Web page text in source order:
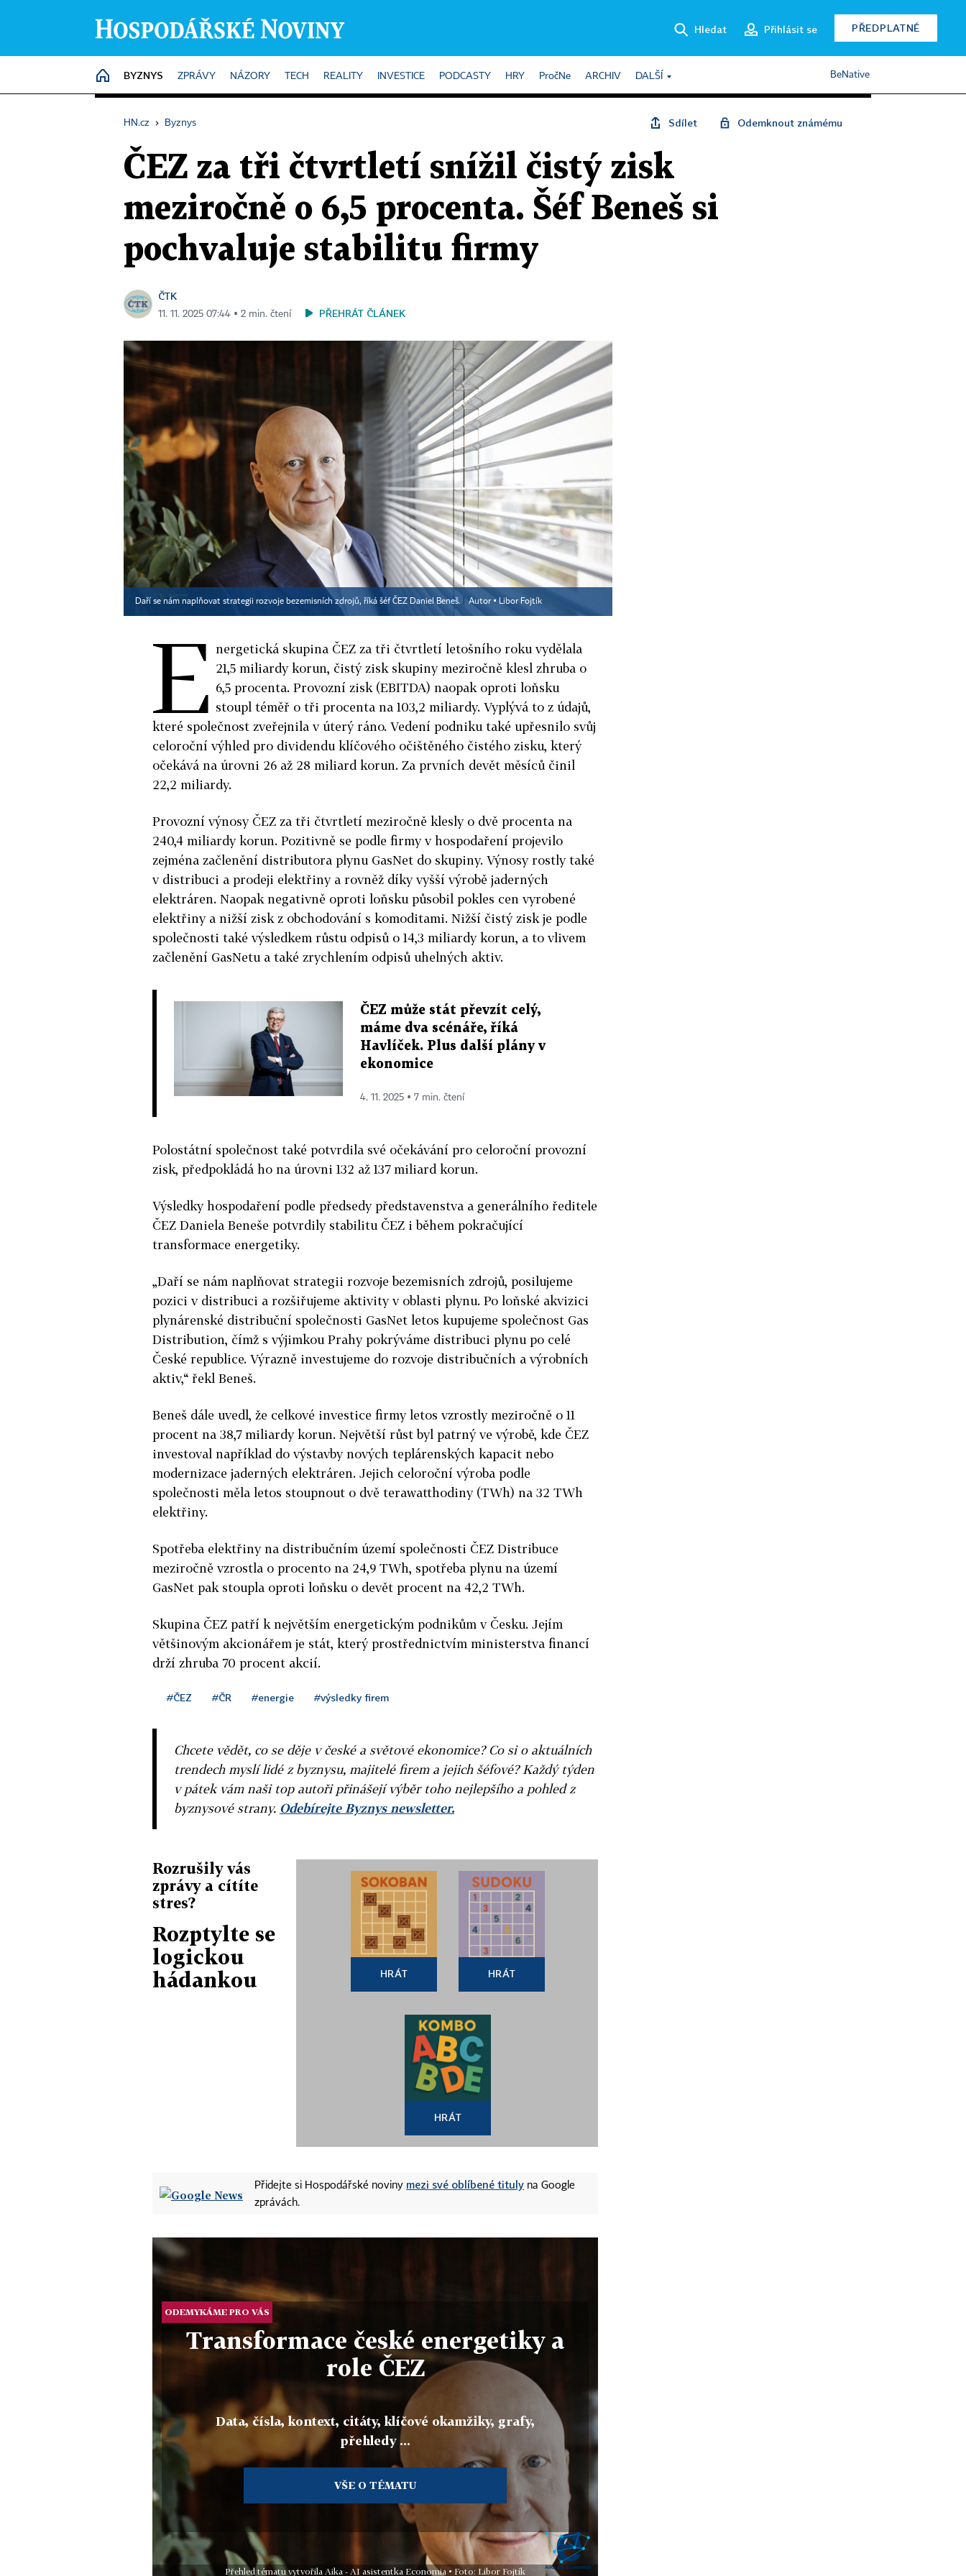
Hledat Přihlásit se PŘEDPLATNÉ
HOME
BYZNYS ZPRÁVY NÁZORY TECH REALITY INVESTICE PODCASTY HRY PročNe ARCHIV DALŠÍ BeNative
HN.cz › Byznys Sdílet Odemknout známému
ČEZ za tři čtvrtletí snížil čistý zisk
meziročně o 6,5 procenta. Šéf Beneš si
pochvaluje stabilitu firmy
ČTK
11. 11. 2025 07:44 ▪ 2 min. čtení PŘEHRÁT ČLÁNEK
Daří se nám naplňovat strategii rozvoje bezemisních zdrojů, říká šéf ČEZ Daniel Beneš. Autor ▪ Libor Fojtík
E nergetická skupina ČEZ za tři čtvrtletí letošního roku vydělala
21,5 miliardy korun, čistý zisk skupiny meziročně klesl zhruba o
6,5 procenta. Provozní zisk (EBITDA) naopak oproti loňsku
stoupl téměř o tři procenta na 103,2 miliardy. Vyplývá to z údajů,
které společnost zveřejnila v úterý ráno. Vedení podniku také upřesnilo svůj
celoroční výhled pro dividendu klíčového očištěného čistého zisku, který
očekává na úrovni 26 až 28 miliard korun. Za prvních devět měsíců činil
22,2 miliardy.
Provozní výnosy ČEZ za tři čtvrtletí meziročně klesly o dvě procenta na
240,4 miliardy korun. Pozitivně se podle firmy v hospodaření projevilo
zejména začlenění distributora plynu GasNet do skupiny. Výnosy rostly také
v distribuci a prodeji elektřiny a rovněž díky vyšší výrobě jaderných
elektráren. Naopak negativně oproti loňsku působil pokles cen vyrobené
elektřiny a nižší zisk z obchodování s komoditami. Nižší čistý zisk je podle
společnosti také výsledkem růstu odpisů o 14,3 miliardy korun, a to vlivem
začlenění GasNetu a také zrychlením odpisů uhelných aktiv.
ČEZ může stát převzít celý,
máme dva scénáře, říká
Havlíček. Plus další plány v
ekonomice
4. 11. 2025 ▪ 7 min. čtení
Polostátní společnost také potvrdila své očekávání pro celoroční provozní
zisk, předpokládá ho na úrovni 132 až 137 miliard korun.
Výsledky hospodaření podle předsedy představenstva a generálního ředitele
ČEZ Daniela Beneše potvrdily stabilitu ČEZ i během pokračující
transformace energetiky.
„Daří se nám naplňovat strategii rozvoje bezemisních zdrojů, posilujeme
pozici v distribuci a rozšiřujeme aktivity v oblasti plynu. Po loňské akvizici
plynárenské distribuční společnosti GasNet letos kupujeme společnost Gas
Distribution, čímž s výjimkou Prahy pokrýváme distribuci plynu po celé
České republice. Výrazně investujeme do rozvoje distribučních a výrobních
aktiv,“ řekl Beneš.
Beneš dále uvedl, že celkové investice firmy letos vzrostly meziročně o 11
procent na 38,7 miliardy korun. Největší růst byl patrný ve výrobě, kde ČEZ
investoval například do výstavby nových teplárenských kapacit nebo
modernizace jaderných elektráren. Jejich celoroční výroba podle
společnosti měla letos stoupnout o dvě terawatthodiny (TWh) na 32 TWh
elektřiny.
Spotřeba elektřiny na distribučním území společnosti ČEZ Distribuce
meziročně vzrostla o procento na 24,9 TWh, spotřeba plynu na území
GasNet pak stoupla oproti loňsku o devět procent na 42,2 TWh.
Skupina ČEZ patří k největším energetickým podnikům v Česku. Jejím
většinovým akcionářem je stát, který prostřednictvím ministerstva financí
drží zhruba 70 procent akcií.
#ČEZ #ČR #energie #výsledky firem
Chcete vědět, co se děje v české a světové ekonomice? Co si o aktuálních
trendech myslí lidé z byznysu, majitelé firem a jejich šéfové? Každý týden
v pátek vám naši top autoři přinášejí výběr toho nejlepšího a pohled z
byznysové strany. Odebírejte Byznys newsletter.
Rozrušily vás
zprávy a cítíte
stres?
Rozptylte se
logickou
hádankou
HRÁT HRÁT
HRÁT
Přidejte si Hospodářské noviny mezi své oblíbené tituly na Google
zprávách.
ODEMYKÁME PRO VÁS
Transformace české energetiky a
role ČEZ
Data, čísla, kontext, citáty, klíčové okamžiky, grafy,
přehledy ...
VŠE O TÉMATU
Přehled tématu vytvořila Aika - AI asistentka Economia • Foto: Libor Fojtík